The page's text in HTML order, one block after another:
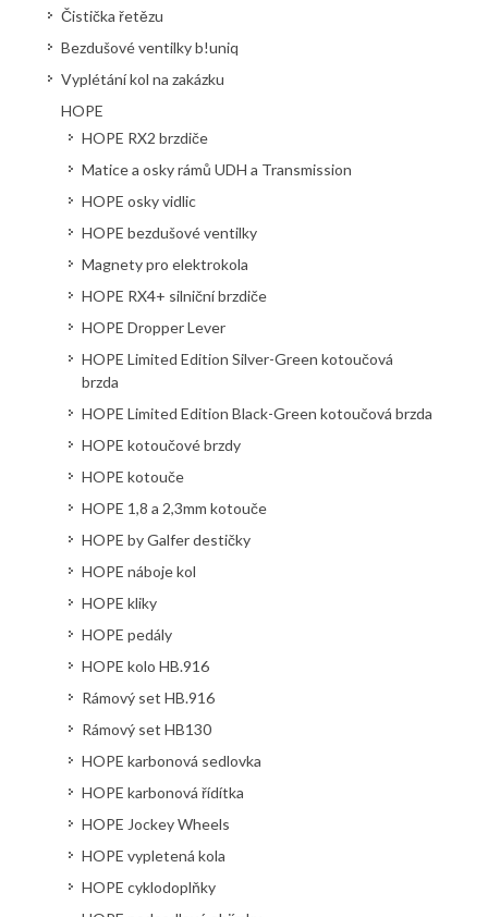
Čistička řetězu
Bezdušové ventilky b!uniq
Vyplétání kol na zakázku
HOPE
HOPE RX2 brzdiče
Matice a osky rámů UDH a Transmission
HOPE osky vidlic
HOPE bezdušové ventilky
Magnety pro elektrokola
HOPE RX4+ silniční brzdiče
HOPE Dropper Lever
HOPE Limited Edition Silver-Green kotoučová
brzda
HOPE Limited Edition Black-Green kotoučová brzda
HOPE kotoučové brzdy
HOPE kotouče
HOPE 1,8 a 2,3mm kotouče
HOPE by Galfer destičky
HOPE náboje kol
HOPE kliky
HOPE pedály
HOPE kolo HB.916
Rámový set HB.916
Rámový set HB130
HOPE karbonová sedlovka
HOPE karbonová řídítka
HOPE Jockey Wheels
HOPE vypletená kola
HOPE cyklodoplňky